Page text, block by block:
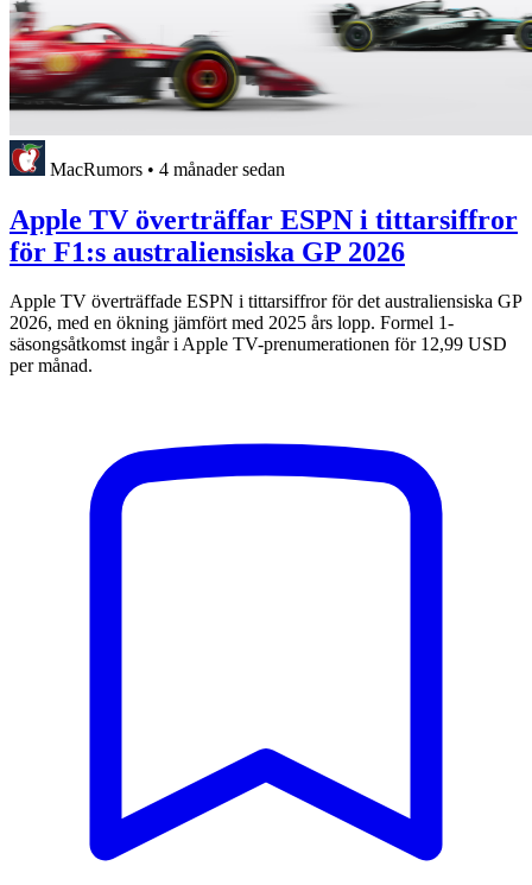
MacRumors • 4 månader sedan
Apple TV överträffar ESPN i tittarsiffror
för F1:s australiensiska GP 2026
Apple TV överträffade ESPN i tittarsiffror för det australiensiska GP
2026, med en ökning jämfört med 2025 års lopp. Formel 1-
säsongsåtkomst ingår i Apple TV-prenumerationen för 12,99 USD
per månad.